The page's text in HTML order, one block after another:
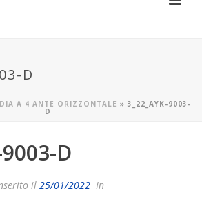
D
A 4 ANTE ORIZZONTALE » 3_22_AYK-9003-
D
D
il 25/01/2022 In